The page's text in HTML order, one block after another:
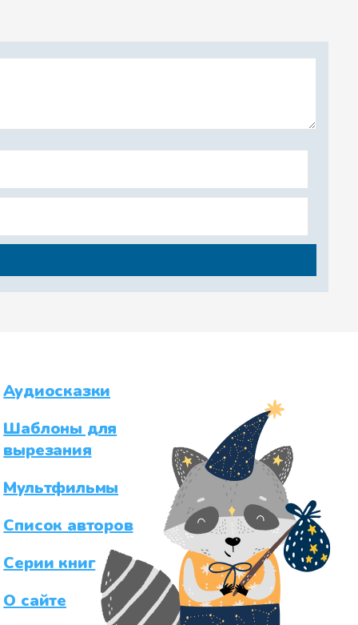
Аудиосказки
Шаблоны для
вырезания
Мультфильмы
Список авторов
Серии книг
О сайте